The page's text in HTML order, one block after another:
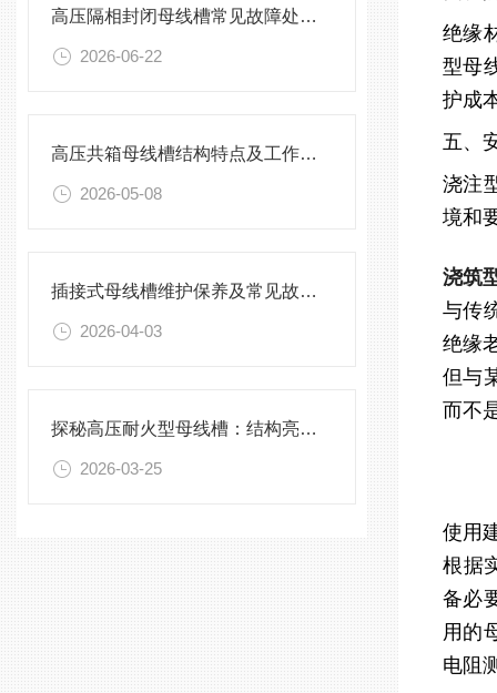
高压隔相封闭母线槽常见故障处理方案
2026-06-22
高压共箱母线槽结构特点及工作原理
2026-05-08
插接式母线槽维护保养及常见故障处理指南
2026-04-03
探秘高压耐火型母线槽：结构亮点与实用效能
2026-03-25
绝缘
型母
护成
五、
浇注
境和
浇筑
与传
绝缘
但与
而不
使用
根据
备必
用的
电阻